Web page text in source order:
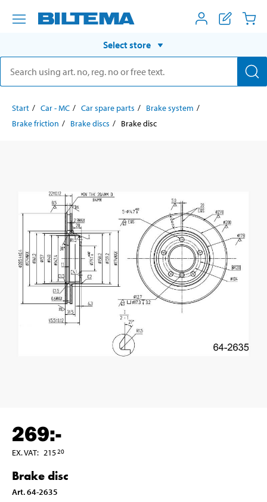
Select store
Start Car - MC Car spare parts
Brake system
Brake friction
Brake discs Brake disc
269:-
EX. VAT: 21520
Brake disc
Art.64-2635